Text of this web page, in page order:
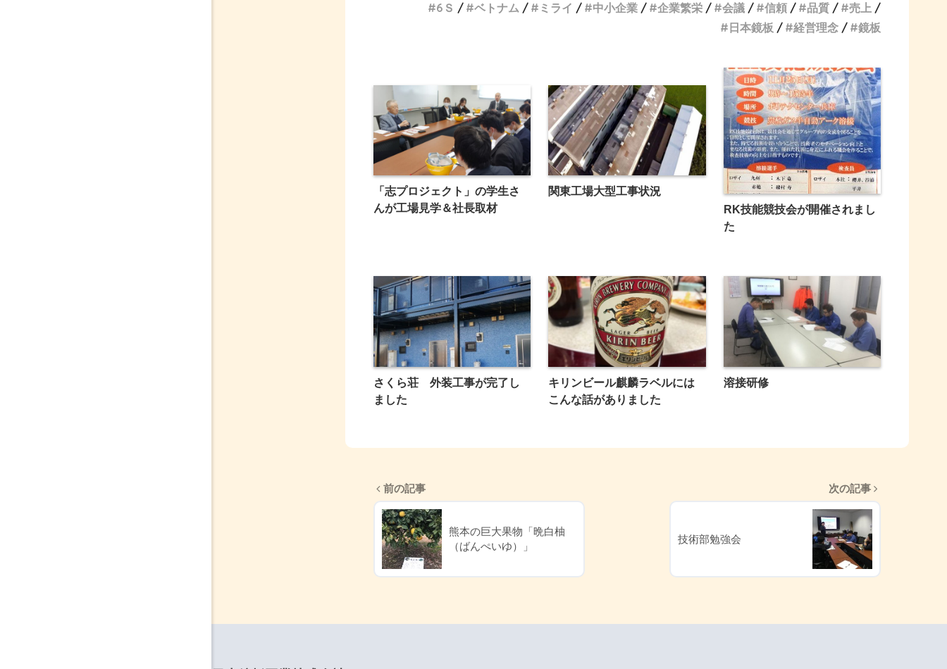
6Ｓ
ベトナム ミライ 中小企業 企業繁栄 会議 信頼 品質
売上
日本鏡板
経営理念 鏡板
「志プロジェクト」の学生さ
んが工場見学＆社長取材
関東工場大型工事状況
RK技能競技会が開催されまし
た
さくら荘 外装工事が完了し
ました
キリンビール麒麟ラベルには
こんな話がありました
溶接研修
前の記事
熊本の巨大果物「晩白柚
（ばんぺいゆ）」
次の記事
技術部勉強会